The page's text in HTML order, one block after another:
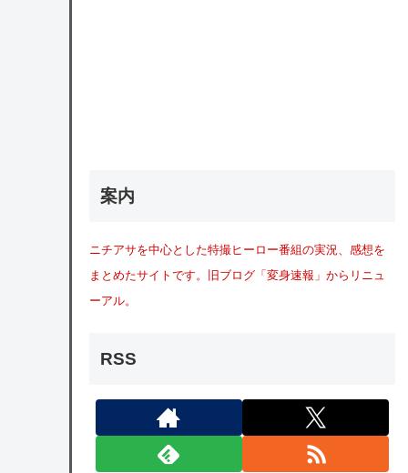
案内
ニチアサを中心とした特撮ヒーロー番組の実況、感想を
まとめたサイトです。旧ブログ「変身速報」からリニュ
ーアル。
RSS